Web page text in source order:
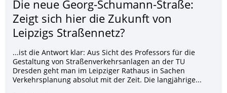
Die neue Georg-Schumann-Straße:
Zeigt sich hier die Zukunft von
Leipzigs Straßennetz?
...ist die Antwort klar: Aus Sicht des Professors für die
Gestaltung von Straßenverkehrsanlagen an der TU
Dresden geht man im Leipziger Rathaus in Sachen
Verkehrsplanung absolut mit der Zeit. Die langjährige...